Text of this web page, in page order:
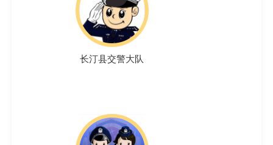
长汀县交警大队